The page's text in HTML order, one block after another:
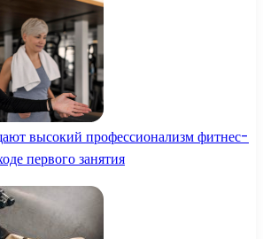
высокий профессионализм фитнес-
первого занятия